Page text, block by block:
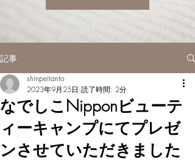
記事
なでしこNipponビューテ
ィーキャンプにてプレゼ
ンさせていただきました
shinpeitanto
2023年9月25日 読了時間: 2分